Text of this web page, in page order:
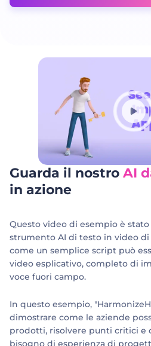
Guarda il nostro AI
in azione
Questo video di esempio è
strumento AI di testo in video di
come un semplice script può
video esplicativo, completo di
voce fuori campo.
In questo esempio,
dimostrare come le aziende
prodotti, risolvere punti critici e
bisogno di esperienza di